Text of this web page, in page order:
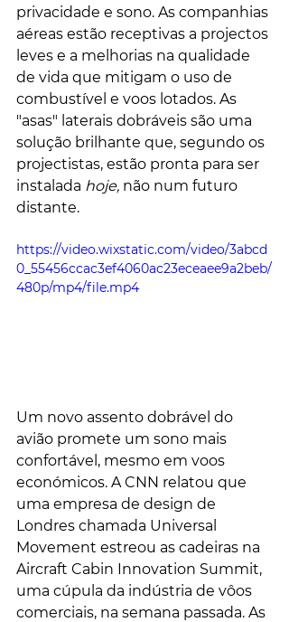
privacidade e sono. As companhias
aéreas estão receptivas a projectos
leves e a melhorias na qualidade
de vida que mitigam o uso de
combustível e voos lotados. As
"asas" laterais dobráveis ​​são uma
solução brilhante que, segundo os
projectistas, estão pronta para ser
instalada hoje, não num futuro
distante.
https://video.wixstatic.com/video/3abcd
0_55456ccac3ef4060ac23eceaee9a2beb/
480p/mp4/file.mp4
Um novo assento dobrável do
avião promete um sono mais
confortável, mesmo em voos
económicos. A CNN relatou que
uma empresa de design de
Londres chamada Universal
Movement estreou as cadeiras na
Aircraft Cabin Innovation Summit,
uma cúpula da indústria de vôos
comerciais, na semana passada. As